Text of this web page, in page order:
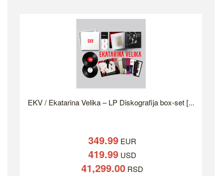
EKV / Ekatarina Velika – LP Diskografija box-set [...
349.99 EUR
419.99 USD
41,299.00 RSD